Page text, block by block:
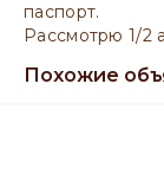
паспорт.
Рассмотрю 1/2
Похожие